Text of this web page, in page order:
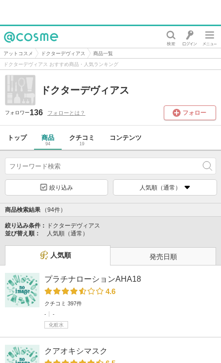
@cosme
アットコスメ ドクターデヴィアス
商品一覧
ドクターデヴィアス おすすめ商品・人気ランキング
ドクターデヴィアス
フォロワー136 フォローとは？ フォロー
トップ 商品
94
クチコミ
19
コンテンツ
絞り込み 人気順（通常）
商品検索結果 （94件）
絞り込み条件：
ドクターデヴィアス
並び替え順：
人気順（通常）
人気順 発売日順
プラチナローションAHA18
4.6
クチコミ 397件
-
-
化粧水
クアオキシマスク